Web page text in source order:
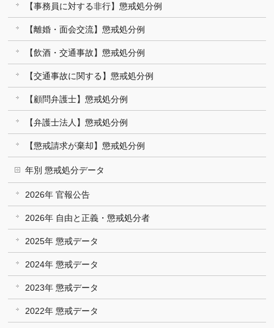
【事務員に対する非行】懲戒処分例
【離婚・面会交流】懲戒処分例
【飲酒・交通事故】懲戒処分例
【交通事故に関する】懲戒処分例
【顧問弁護士】懲戒処分例
【弁護士法人】懲戒処分例
【懲戒請求が棄却】懲戒処分例
年別 懲戒処分データ
2026年 官報公告
2026年 自由と正義・懲戒処分者
2025年 懲戒データ
2024年 懲戒データ
2023年 懲戒データ
2022年 懲戒データ